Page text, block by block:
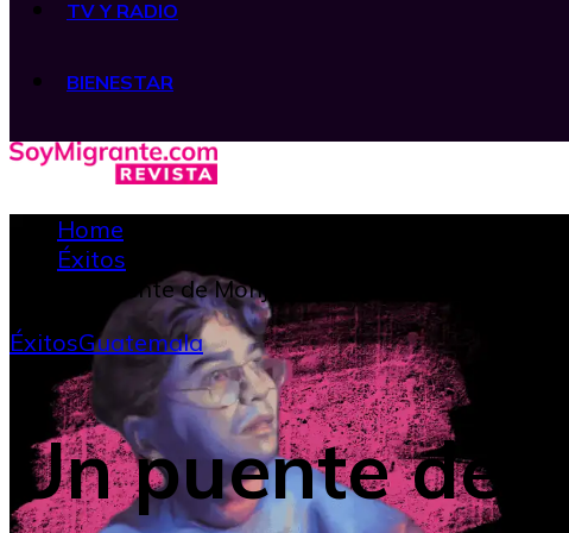
TV Y RADIO
BIENESTAR
Home
Éxitos
Un puente de Monjas Blancas del artista
ÉxitosGuatemala
Un puente de